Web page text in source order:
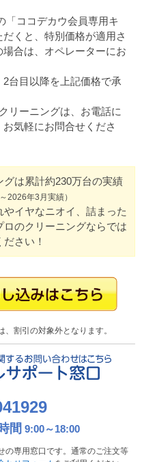
「ココデカウ会員専用キ
くと、特別価格が適用さ
合は、オペレーターにお
台目以降を上記価格で承
リーニングは、お電話に
気軽にお問合せくださ
は累計約230万台の実績
2026年3月実績）
イヤなニオイ、詰まった
のクリーニングならでは
さい！
割引の対象外となります。
間 9:00～18:00
の専用窓口です。通常のご注文等